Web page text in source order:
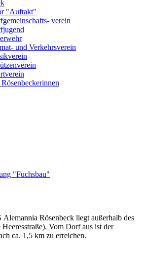
"Auftakt"
verein
und Verkehrsverein
"Fuchsbau"
Alemannia Rösenbeck liegt außerhalb des
Vom Dorf aus ist der
ca. 1,5 km zu erreichen.